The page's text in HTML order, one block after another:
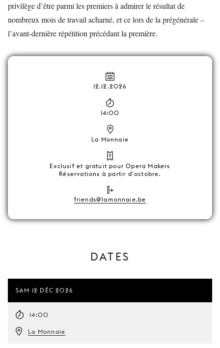
privilège d’être parmi les premiers à admirer le résultat de
nombreux mois de travail acharné, et ce lors de la prégénérale –
l’avant-dernière répétition précédant la première.
12.12.2026
14:00
La Monnaie
Exclusif et gratuit pour Opera Makers
Réservations à partir d'octobre.
friends@lamonnaie.be
DATES
SAM 12 DÉC 2026
14:00
La Monnaie